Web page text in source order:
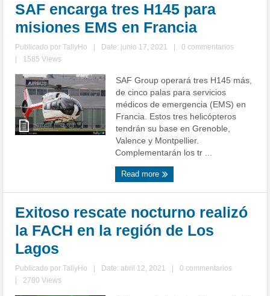
SAF encarga tres H145 para
misiones EMS en Francia
Publicado porTallyHo Date: junio 17, 2021
0 commentarios
1585 Views
SAF Group operará tres H145 más,
de cinco palas para servicios
médicos de emergencia (EMS) en
Francia. Estos tres helicópteros
tendrán su base en Grenoble,
Valence y Montpellier.
Complementarán los tr ...
Read more
Exitoso rescate nocturno realizó
la FACH en la región de Los
Lagos
Publicado porTallyHo Date: abril 12, 2021
0 commentarios
2780 Views